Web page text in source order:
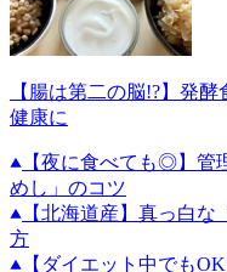
【腸は第二の脳!?】発
健康に
【夜に食べても◎】管
めし」のコツ
【北海道産】真っ白
方
【ダイエット中でも